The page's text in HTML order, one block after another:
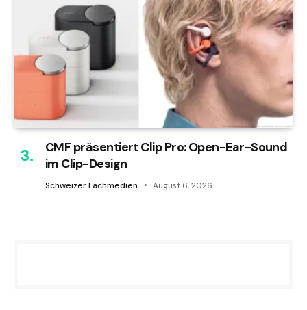
CMF präsentiert Clip Pro: Open-Ear-Sound
im Clip-Design
Schweizer Fachmedien August 6, 2026